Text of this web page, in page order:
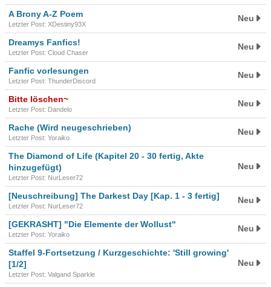
A Brony A-Z Poem
Letzter Post: XDestiny93X
Neu
Dreamys Fanfics!
Letzter Post: Cloud Chaser
Neu
Fanfic vorlesungen
Letzter Post: ThunderDiscord
Neu
Bitte löschen~
Letzter Post: Dandelo
Neu
Rache (Wird neugeschrieben)
Letzter Post: Yoraiko
Neu
The Diamond of Life (Kapitel 20 - 30 fertig, Akte
hinzugefügt)
Letzter Post: NurLeser72
Neu
[Neuschreibung] The Darkest Day [Kap. 1 - 3 fertig]
Letzter Post: NurLeser72
Neu
[GEKRASHT] "Die Elemente der Wollust"
Letzter Post: Yoraiko
Neu
Staffel 9-Fortsetzung / Kurzgeschichte: 'Still growing'
[1/2]
Letzter Post: Valgand Sparkle
Neu